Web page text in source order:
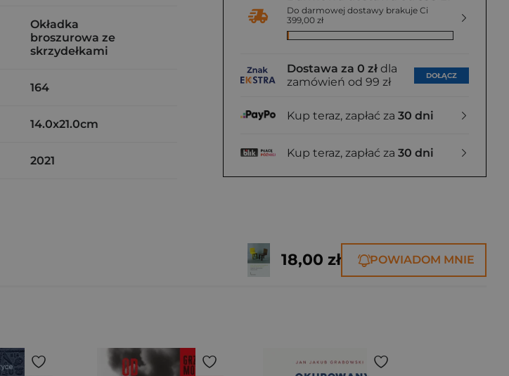
Do darmowej dostawy brakuje Ci
399,00 zł
Dostawa za 0 zł dla
zamówień od 99 zł
DOŁĄCZ
Kup teraz, zapłać za 30 dni
Kup teraz, zapłać za 30 dni
Okładka
broszurowa ze
skrzydełkami
164
14.0x21.0cm
2021
18,00 zł POWIADOM MNIE